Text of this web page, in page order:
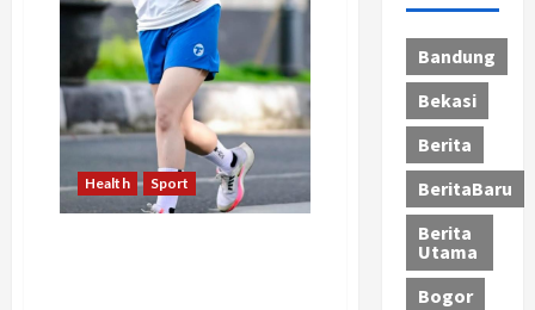
Health Sport
Bandung
Bekasi
Berita
BeritaBaru
Berita
Utama
Bogor